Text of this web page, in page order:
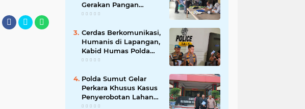
Gerakan Pangan
Murah Polri, Jual 3 Ton
Cerdas Berkomunikasi,
Humanis di Lapangan,
Kabid Humas Polda
Sumut Tanamkan
Siswa SPN Hinai
Polda Sumut Gelar
Perkara Khusus Kasus
Penyerobotan Lahan
Jalan Sei Belutu,